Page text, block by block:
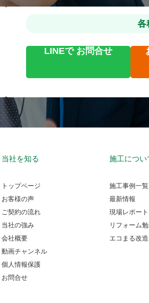
各
LINEで お問合せ
当社を知る
トップページ
お客様の声
ご契約の流れ
当社の強み
会社概要
動画チャンネル
個人情報保護
お問合せ
施工につい
施工事例一覧
最新情報
現場レポート
リフォーム
エコまる改造